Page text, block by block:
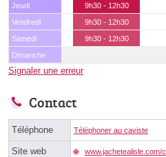
Jeudi
9h30 - 12h30
Vendredi
9h30 - 12h30
Samedi
9h30 - 12h30
Dimanche
Signaler une erreur
Contact
Téléphone Téléphoner au caviste
Site web www.jachetealisle.com/